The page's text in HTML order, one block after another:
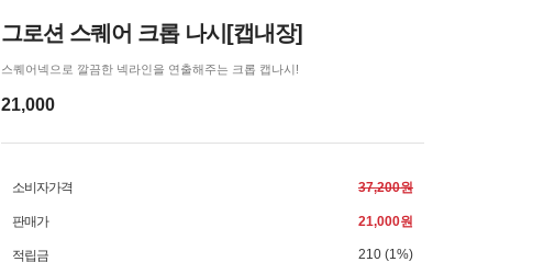
그로션 스퀘어 크롭 나시[캡내장]
스퀘어넥으로 깔끔한 넥라인을 연출해주는 크롭 캡나시!
21,000
소비자가격 37,200원
판매가 21,000원
적립금 210 (1%)